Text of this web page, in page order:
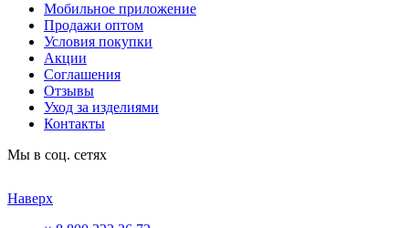
Мобильное приложение
Продажи оптом
Условия покупки
Акции
Соглашения
Отзывы
Уход за изделиями
Контакты
Мы в соц. сетях
Наверх